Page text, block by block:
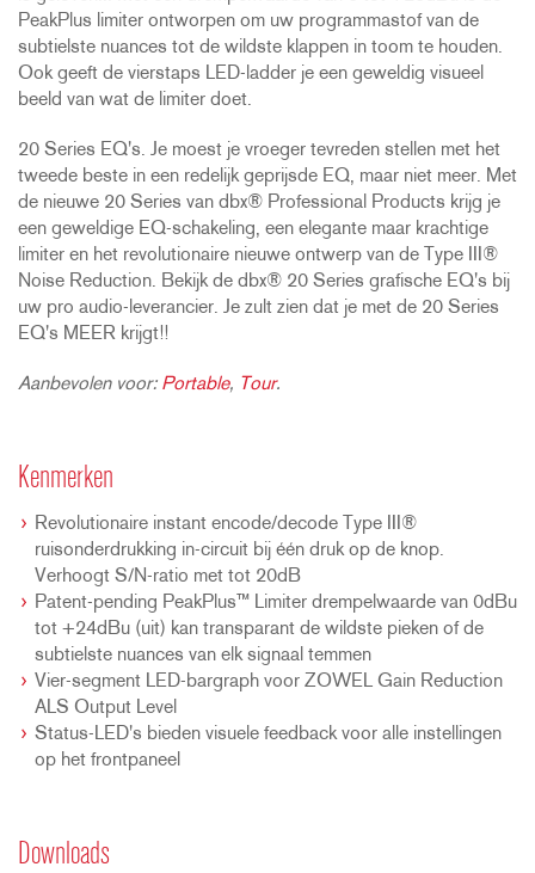
PeakPlus limiter ontworpen om uw programmastof van de
subtielste nuances tot de wildste klappen in toom te houden.
Ook geeft de vierstaps LED-ladder je een geweldig visueel
beeld van wat de limiter doet.
20 Series EQ's. Je moest je vroeger tevreden stellen met het
tweede beste in een redelijk geprijsde EQ, maar niet meer. Met
de nieuwe 20 Series van dbx® Professional Products krijg je
een geweldige EQ-schakeling, een elegante maar krachtige
limiter en het revolutionaire nieuwe ontwerp van de Type III®
Noise Reduction. Bekijk de dbx® 20 Series grafische EQ's bij
uw pro audio-leverancier. Je zult zien dat je met de 20 Series
EQ's MEER krijgt!!
Aanbevolen voor: Portable, Tour.
Kenmerken
Revolutionaire instant encode/decode Type III®
ruisonderdrukking in-circuit bij één druk op de knop.
Verhoogt S/N-ratio met tot 20dB
Patent-pending PeakPlus™ Limiter drempelwaarde van 0dBu
tot +24dBu (uit) kan transparant de wildste pieken of de
subtielste nuances van elk signaal temmen
Vier-segment LED-bargraph voor ZOWEL Gain Reduction
ALS Output Level
Status-LED's bieden visuele feedback voor alle instellingen
op het frontpaneel
Downloads